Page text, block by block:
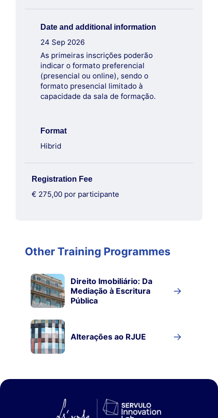
Date and additional information
24 Sep 2026
As primeiras inscrições poderão
indicar o formato preferencial
(presencial ou online), sendo o
formato presencial limitado à
capacidade da sala de formação.
Format
Hibrid
Registration Fee
€ 275,00 por participante
Other Training Programmes
Direito Imobiliário: Da
Mediação à Escritura
Pública
→
Alterações ao RJUE →